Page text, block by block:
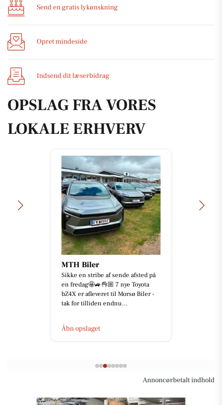
Send en gratis lykønskning
Opret mindeside
Indsend dit læserbidrag
OPSLAG FRA VORES
LOKALE ERHVERV
MTH Biler
Sikke en stribe af sende afsted på
en fredag🤩🚙👌🏼 7 nye Toyota
bZ4X er afleveret til Morsø Biler -
tak for tilliden endnu...
Åbn opslaget
Annoncørbetalt indhold